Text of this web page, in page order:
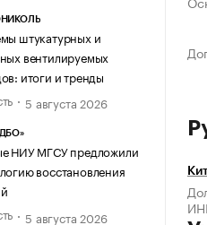
штукатурных и
вентилируемых
итоги и тренды
5 августа 2026
НИУ МГСУ предложили
восстановления
5 августа 2026